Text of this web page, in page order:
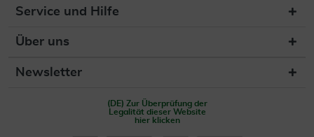
Service und Hilfe
Über uns
Newsletter
(DE) Zur Überprüfung der
Legalität dieser Website
hier klicken